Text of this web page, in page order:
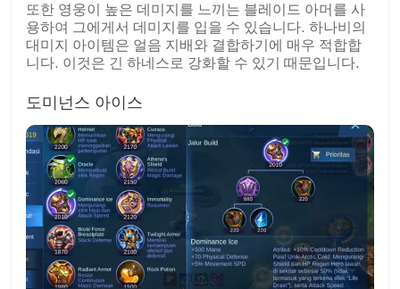
또한 영웅이 높은 데미지를 느끼는 블레이드 아머를 사
용하여 그에게서 데미지를 입을 수 있습니다. 하나비의
대미지 아이템은 얼음 지배와 결합하기에 매우 적합합
니다. 이것은 긴 하네스로 강화할 수 있기 때문입니다.
도미넌스 아이스